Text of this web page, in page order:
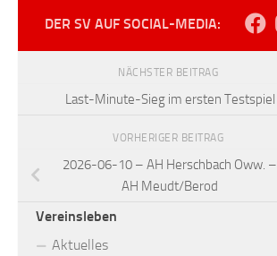
DER SV AUF SOCIAL-MEDIA:
NÄCHSTER BEITRAG
Last-Minute-Sieg im ersten Testspiel
VORHERIGER BEITRAG
2026-06-10 – AH Herschbach Oww. –
AH Meudt/Berod
Vereinsleben
Aktuelles